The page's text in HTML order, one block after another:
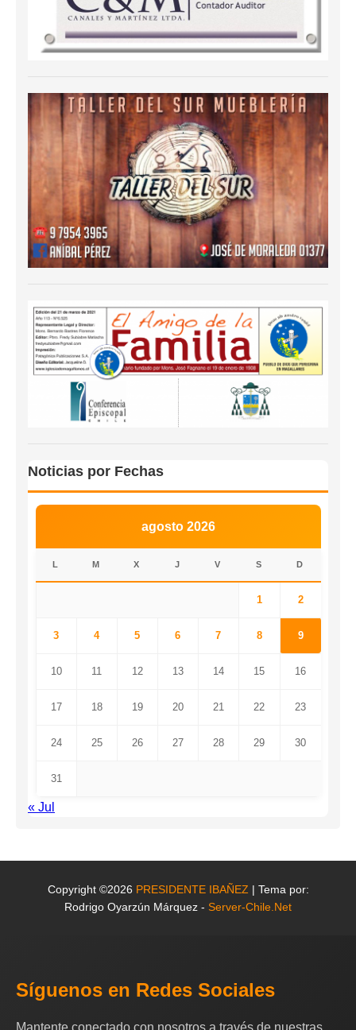
Noticias por Fechas
agosto 2026
L M X J V S D
1 2
3 4 5 6 7 8 9
10 11 12 13 14 15 16
17 18 19 20 21 22 23
24 25 26 27 28 29 30
31
« Jul
Copyright ©2026 PRESIDENTE IBAÑEZ | Tema por:
Rodrigo Oyarzún Márquez - Server-Chile.Net
Síguenos en Redes Sociales